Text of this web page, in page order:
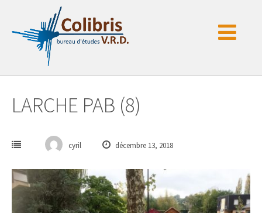
contenu
LARCHE PAB (8)
cyril décembre 13, 2018